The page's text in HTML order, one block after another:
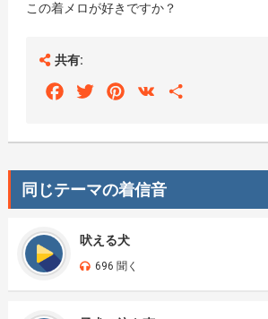
この着メロが好きですか？
共有:
FacebookTwitterPinterest
VK
同じテーマの着信音
吠える犬
696 聞く